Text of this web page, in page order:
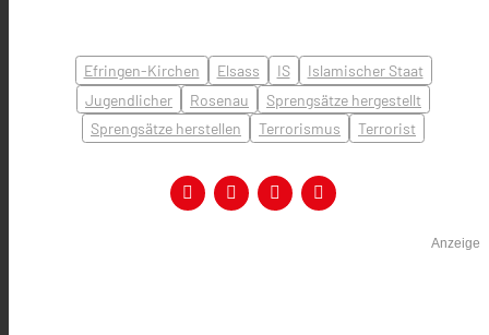
Efringen-Kirchen Elsass IS
Islamischer Staat
Jugendlicher
Rosenau
Sprengsätze hergestellt
Sprengsätze herstellen
Terrorismus Terrorist
Anzeige